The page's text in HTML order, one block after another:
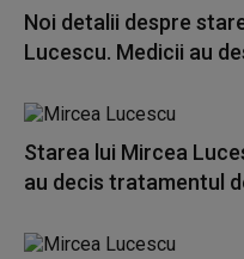
Noi detalii despre
Lucescu. Medicii au
Starea lui Mircea
au decis tratamentul